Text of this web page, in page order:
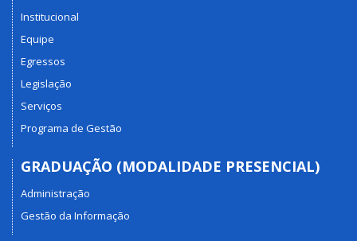
Institucional
Equipe
Egressos
Legislação
Serviços
Programa de Gestão
GRADUAÇÃO (MODALIDADE PRESENCIAL)
Administração
Gestão da Informação